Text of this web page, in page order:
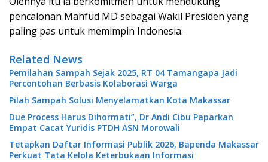
pencalonan Mahfud MD sebagai Wakil Presiden yang
paling pas untuk memimpin Indonesia.
Related News
Pemilahan Sampah Sejak 2025, RT 04 Tamangapa Jadi
Percontohan Berbasis Kolaborasi Warga
Pilah Sampah Solusi Menyelamatkan Kota Makassar
Due Process Harus Dihormati”, Dr Andi Cibu Paparkan
Empat Cacat Yuridis PTDH ASN Morowali
Tetapkan Daftar Informasi Publik 2026, Bapenda Makassar
Perkuat Tata Kelola Keterbukaan Informasi